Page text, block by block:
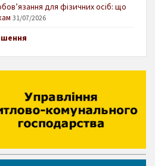
для фізичних осіб: що
31/07/2026